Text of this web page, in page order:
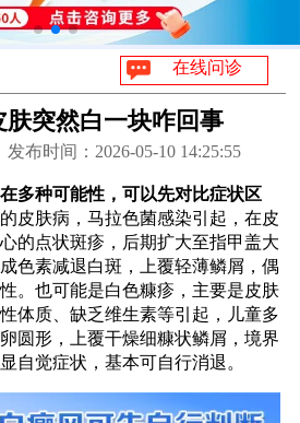
在线问诊
肤突然白一块咋回事
发布时间：2026-05-10 14:25:55
种可能性，可以先对比症状区
皮肤病，马拉色菌感染引起，在皮
的点状斑疹，后期扩大至指甲盖大
色素减退白斑，上覆轻薄鳞屑，偶
。也可能是白色糠疹，主要是皮肤
体质、缺乏维生素等引起，儿童多
圆形，上覆干燥细糠状鳞屑，境界
自觉症状，基本可自行消退。